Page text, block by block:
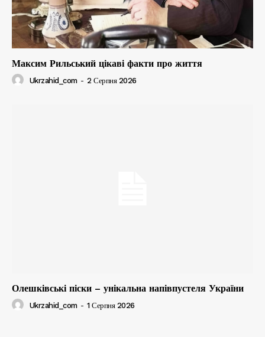
Максим Рильський цікаві факти про життя
Ukrzahid_com - 2 Серпня 2026
Олешківські піски – унікальна напівпустеля України
Ukrzahid_com - 1 Серпня 2026